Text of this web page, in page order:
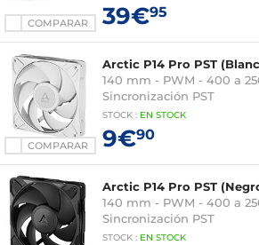
COMPARAR 39€95
COMPARAR
Arctic P14 Pro PST
140 mm - PWM - 400 a
Sincronización PST
STOCK : EN STOCK
9€90
Arctic P14 Pro PST
140 mm - PWM - 400 a
Sincronización PST
STOCK : EN STOCK